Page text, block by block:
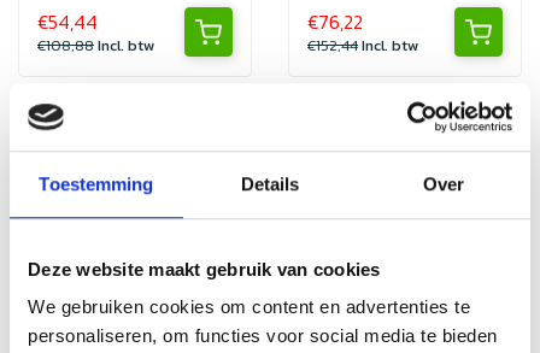
Toestemming Details Over
Deze website maakt gebruik van cookies
We gebruiken cookies om content en advertenties te
personaliseren, om functies voor social media te bieden
€54,44
€108,88Incl. btw
€76,22
€152,44Incl. btw
Sale